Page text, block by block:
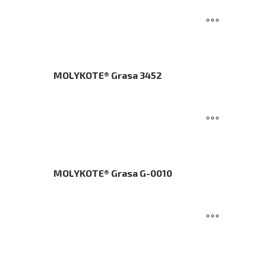
MOLYKOTE® Grasa 3452
MOLYKOTE® Grasa G-0010